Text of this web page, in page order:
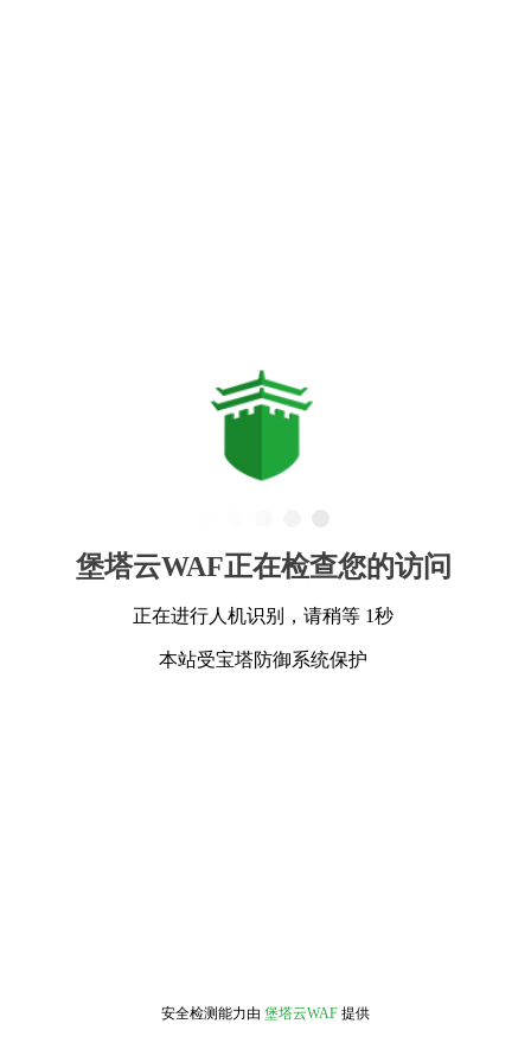
堡塔云WAF正在检查您的访问
正在进行人机识别，请稍等 1秒
本站受宝塔防御系统保护
安全检测能力由 堡塔云WAF 提供